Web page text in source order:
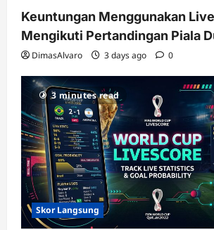
Keuntungan Menggunakan
Mengikuti Pertandingan Piala
DimasAlvaro 3 days ago 0
3 minutes read
Skor Langsung